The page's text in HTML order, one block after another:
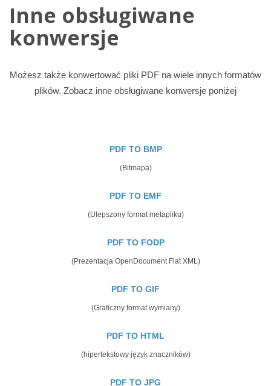
Inne obsługiwane
konwersje
Możesz także konwertować pliki PDF na wiele innych formatów
plików. Zobacz inne obsługiwane konwersje poniżej
PDF TO BMP
(Bitmapa)
PDF TO EMF
(Ulepszony format metapliku)
PDF TO FODP
(Prezentacja OpenDocument Flat XML)
PDF TO GIF
(Graficzny format wymiany)
PDF TO HTML
(hipertekstowy język znaczników)
PDF TO JPG